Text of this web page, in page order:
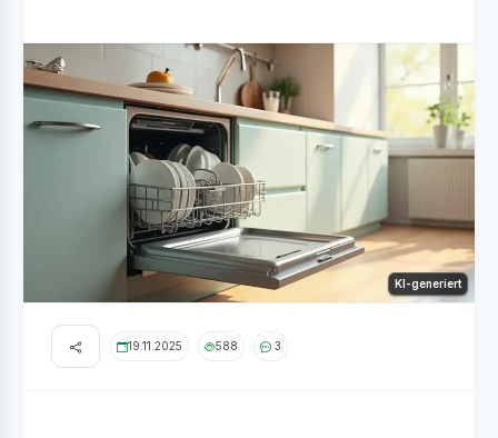
KI-generiert
19.11.2025 588 3